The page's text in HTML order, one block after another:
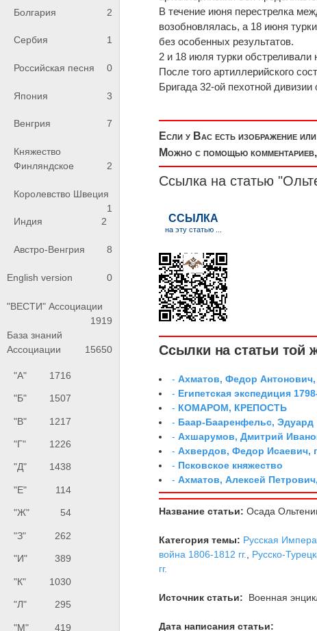
Болгария 2
Сербия 1
Российская песня 0
Япония 3
Венгрия 7
Княжество
Финляндское
2
Королевство Швеция
1
Индия
2
Австро-Венгрия 8
English version 0
"ВЕСТИ" Ассоциации
1919
База знаний
Ассоциации
15650
"А" 1716
"Б" 1507
"В" 1217
"Г" 1226
"Д" 1438
"Е" 114
"Ж" 54
"З" 262
"И" 389
"К" 1030
"Л" 295
"М" 419
В течение июня перестрелка
возобновлялась, а 18 июня
без особенных результатов.
2 и 18 июля турки обстреливали
После того артиллерийского
Бригада 32-ой пехотной
Если у Вас есть изображение
Можно с помощью комментариев,
Ссылка на статью
Ссылки на статьи той
-Ахматов, Федор Антонович,
- Египетская экспедиция
- КОМАРОМ, КРЕПОСТЬ
- Баар-Бааренфельс, Эдуард
-Ахшарумов, Дмитрий
-Ахвердов, Федор Исаевич,
- Псковское княжество
-Ахматов, Алексей
Название статьи: Осада
Категория темы: Русская
война 1806-1812 гг., Русско-
гг.
Источник статьи: Военная
Дата написания статьи: